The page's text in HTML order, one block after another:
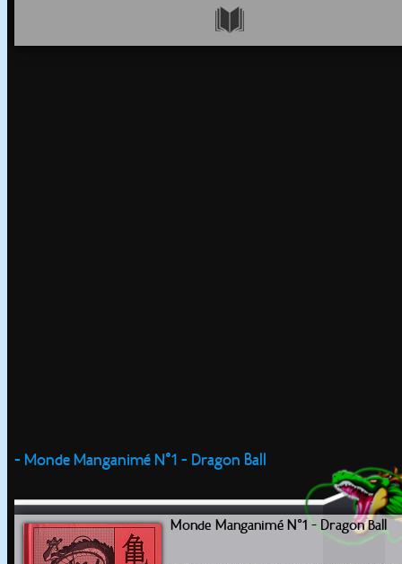
- Monde Manganimé N°1 - Dragon Ball
Monde Manganimé N°1 - Dragon Ball